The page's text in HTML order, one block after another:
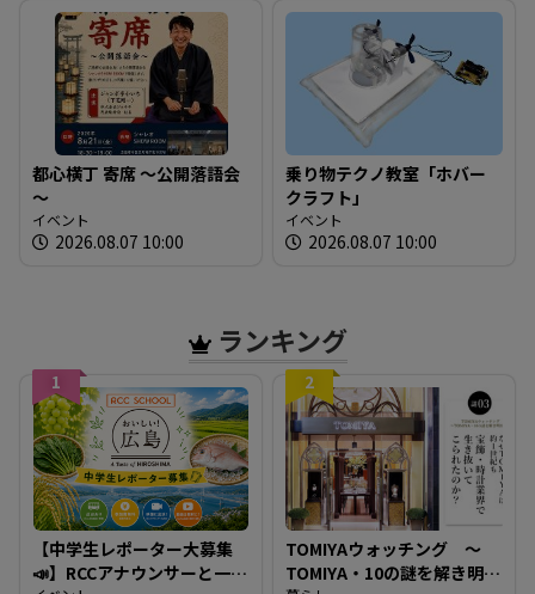
都心横丁 寄席 ～公開落語会
～
イベント
2026.08.07 10:00
乗り物テクノ教室「ホバー
クラフト」
イベント
2026.08.07 10:00
ランキング
1
【中学生レポーター大募集
📣】RCCアナウンサーと一緒
2
TOMIYAウォッチング ～
TOMIYA・10の謎を解き明か